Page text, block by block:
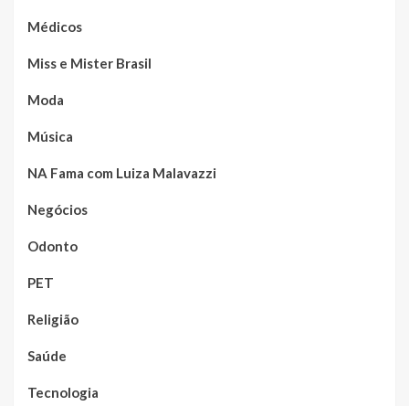
Médicos
Miss e Mister Brasil
Moda
Música
NA Fama com Luiza Malavazzi
Negócios
Odonto
PET
Religião
Saúde
Tecnologia